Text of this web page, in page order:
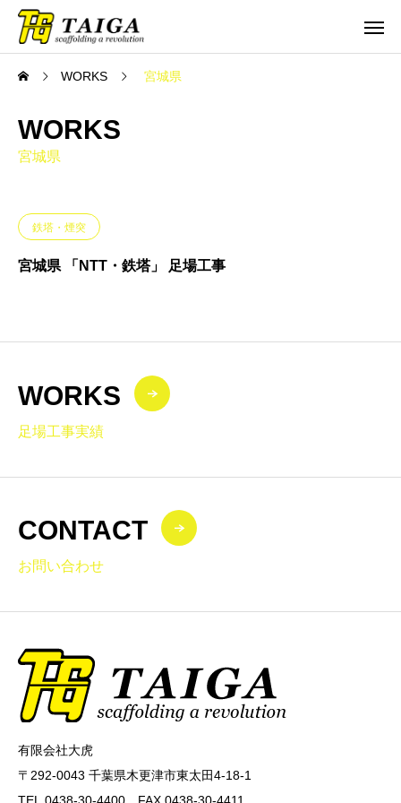
WORKS 宮城県
WORKS
宮城県
鉄塔・煙突
宮城県 「NTT・鉄塔」 足場工事
WORKS
足場工事実績
CONTACT
お問い合わせ
有限会社大虎
〒292-0043 千葉県木更津市東太田4-18-1